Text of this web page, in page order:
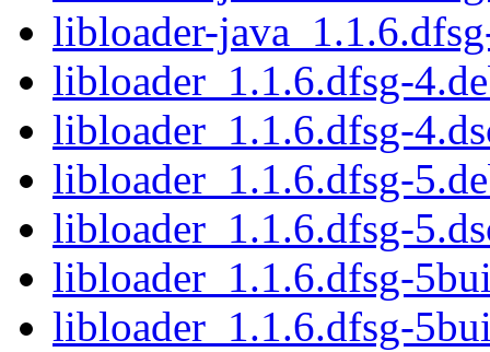
libloader-
libloader_1.1.6.dfsg-
libloader_1.1.6.dfsg-
libloader_1.1.6.dfsg-
libloader_1.1.6.dfsg-
libloader_1.1.6.dfsg-
libloader_1.1.6.dfsg-